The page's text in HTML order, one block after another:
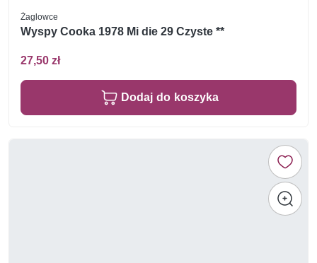
Żaglowce
Wyspy Cooka 1978 Mi die 29 Czyste **
27,50 zł
Dodaj do koszyka